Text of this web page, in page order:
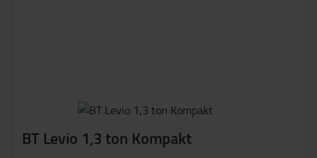
BT Levio 1,3 ton Kompakt